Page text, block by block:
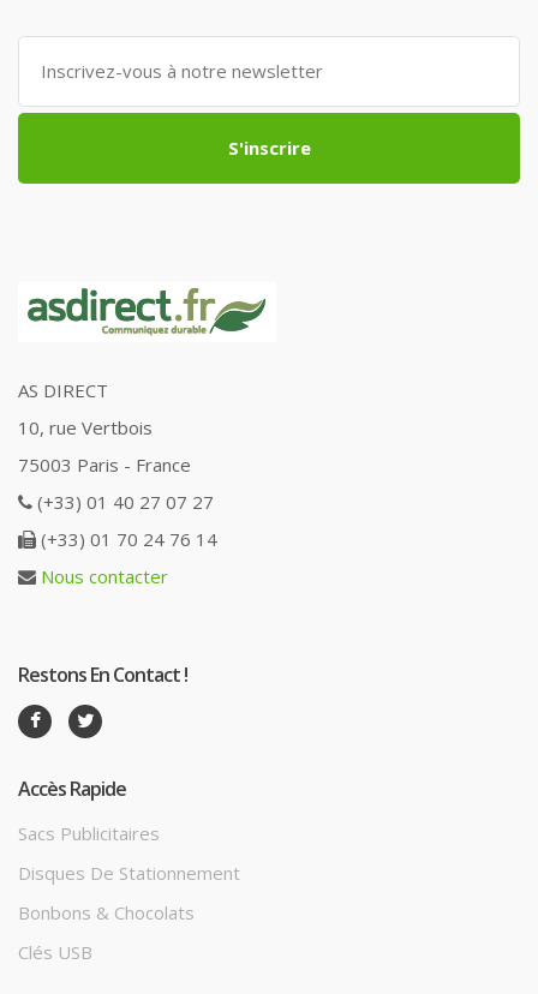
S'inscrire
AS DIRECT
10, rue Vertbois
75003 Paris - France
(+33) 01 40 27 07 27
(+33) 01 70 24 76 14
Nous contacter
Restons En Contact !
Accès Rapide
Sacs Publicitaires
Disques De Stationnement
Bonbons & Chocolats
Clés USB